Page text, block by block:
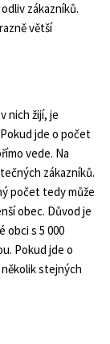
zákazníků.
větší
nich žijí, je
jde o počet
vede. Na
zákazníků.
počet tedy může
obec. Důvod je
obci s 5 000
Pokud jde o
stejných